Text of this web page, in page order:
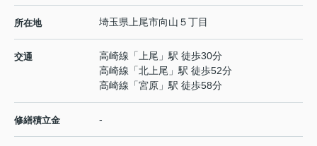
所在地 埼玉県 上尾市向山 ５丁目
交通 高崎線 「 上尾 」駅 徒歩30分
高崎線 「北上尾 」駅 徒歩52分
高崎線 「宮原 」駅 徒歩58分
修繕積立金 -